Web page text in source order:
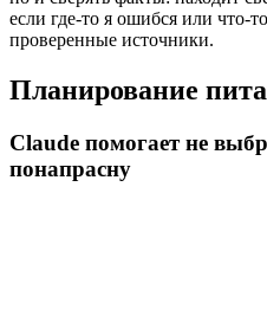
если где-то я ошибся или что-
проверенные источники.
Планирование
Claude помогает не
понапрасну